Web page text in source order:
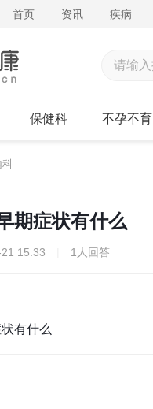
首页 资讯 疾病
保健科 不孕不育
科
期症状有什么
15:33 1人回答
有什么